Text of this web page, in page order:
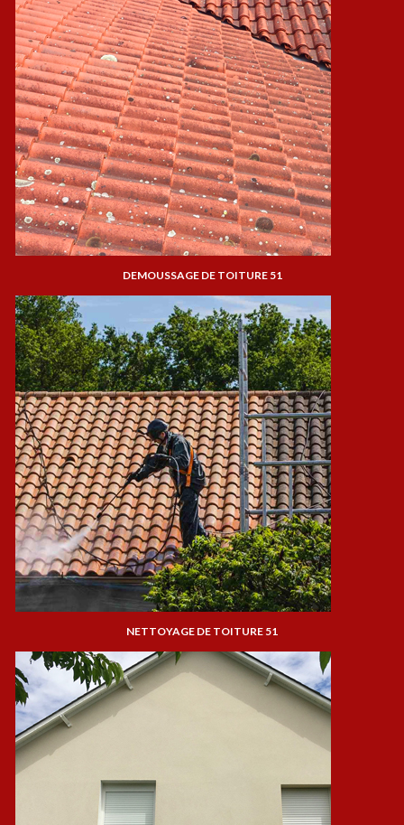
DEMOUSSAGE DE TOITURE 51
NETTOYAGE DE TOITURE 51